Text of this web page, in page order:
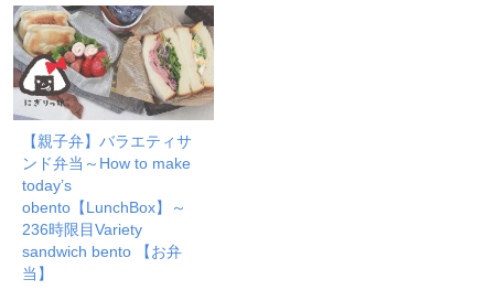
【親子弁】バラエティサ
ンド弁当～How to make
today’s
obento【LunchBox】～
236時限目Variety
sandwich bento 【お弁
当】